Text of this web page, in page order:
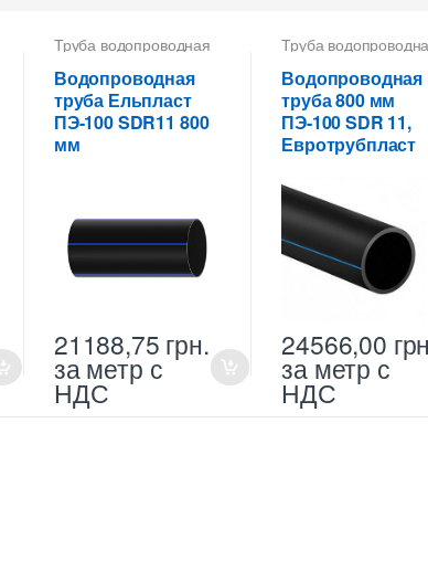
Труба водопроводная
Водопроводная
труба Ельпласт
ПЭ-100 SDR11 800
мм
21188,75 грн.
за метр с
НДС
Труба
Водопроводная
труба 800 мм
ПЭ-100 SDR 11,
Евротрубпласт
24566,00
за метр с
НДС